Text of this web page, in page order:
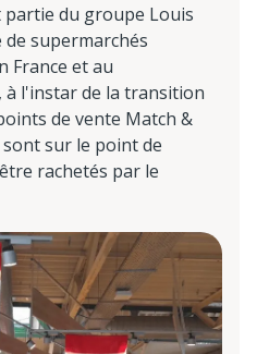
partie du groupe Louis
de supermarchés
France et au
l'instar de la transition
de vente Match &
sur le point de
rachetés par le